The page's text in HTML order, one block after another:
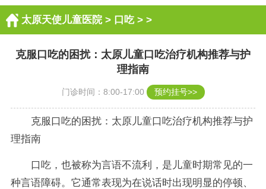
太原天使儿童医院> 口吃> >
克服口吃的困扰：太原儿童口吃治疗机构推荐与护
理指南
门诊时间：8:00-17:00 预约挂号>>
克服口吃的困扰：太原儿童口吃治疗机构推荐与护
理指南
口吃，也被称为言语不流利，是儿童时期常见的一
种言语障碍。它通常表现为在说话时出现明显的停顿、